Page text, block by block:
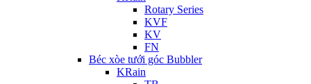
Rotary Series
KVF
KV
FN
Béc xòe tưới góc Bubbler
KRain